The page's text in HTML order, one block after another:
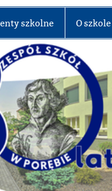
szkolne O szkole